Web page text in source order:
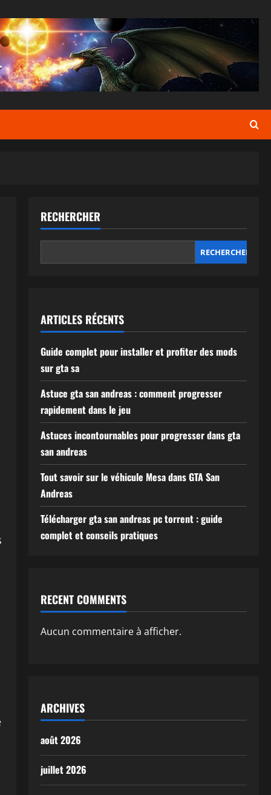
RECHERCHER
RECHERCHER
ARTICLES RÉCENTS
Guide complet pour installer et profiter des mods
sur gta sa
Astuce gta san andreas : comment progresser
rapidement dans le jeu
Astuces incontournables pour progresser dans gta
san andreas
Tout savoir sur le véhicule Mesa dans GTA San
Andreas
Télécharger gta san andreas pc torrent : guide
complet et conseils pratiques
RECENT COMMENTS
Aucun commentaire à afficher.
ARCHIVES
août 2026
juillet 2026